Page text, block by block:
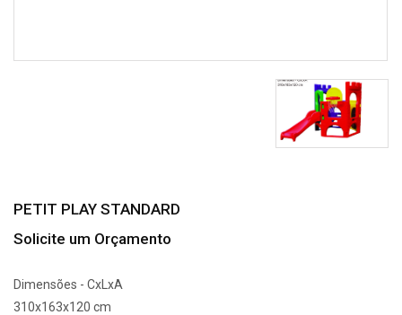
PETIT PLAY STANDARD
Solicite um Orçamento
Dimensões - CxLxA
310x163x120 cm